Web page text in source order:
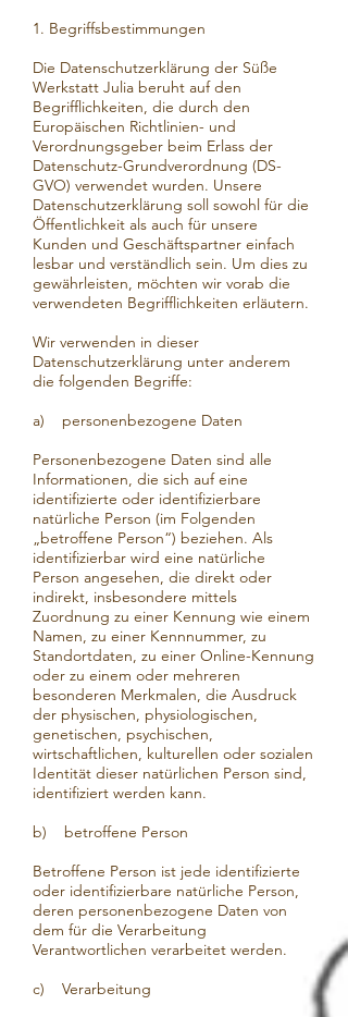
1. Begriffsbestimmungen
Die Datenschutzerklärung der Süße
Werkstatt Julia beruht auf den
Begrifflichkeiten, die durch den
Europäischen Richtlinien- und
Verordnungsgeber beim Erlass der
Datenschutz-Grundverordnung (DS-
GVO) verwendet wurden. Unsere
Datenschutzerklärung soll sowohl für die
Öffentlichkeit als auch für unsere
Kunden und Geschäftspartner einfach
lesbar und verständlich sein. Um dies zu
gewährleisten, möchten wir vorab die
verwendeten Begrifflichkeiten erläutern.
Wir verwenden in dieser
Datenschutzerklärung unter anderem
die folgenden Begriffe:
a) personenbezogene Daten
Personenbezogene Daten sind alle
Informationen, die sich auf eine
identifizierte oder identifizierbare
natürliche Person (im Folgenden
„betroffene Person“) beziehen. Als
identifizierbar wird eine natürliche
Person angesehen, die direkt oder
indirekt, insbesondere mittels
Zuordnung zu einer Kennung wie einem
Namen, zu einer Kennnummer, zu
Standortdaten, zu einer Online-Kennung
oder zu einem oder mehreren
besonderen Merkmalen, die Ausdruck
der physischen, physiologischen,
genetischen, psychischen,
wirtschaftlichen, kulturellen oder sozialen
Identität dieser natürlichen Person sind,
identifiziert werden kann.
b) betroffene Person
Betroffene Person ist jede identifizierte
oder identifizierbare natürliche Person,
deren personenbezogene Daten von
dem für die Verarbeitung
Verantwortlichen verarbeitet werden.
c) Verarbeitung